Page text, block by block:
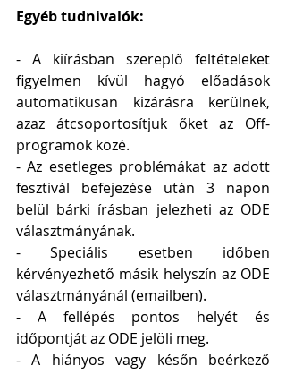
Egyéb tudnivalók:
- A kiírásban szereplő feltételeket
figyelmen kívül hagyó előadások
automatikusan kizárásra kerülnek,
azaz átcsoportosítjuk őket az Off-
programok közé.
- Az esetleges problémákat az adott
fesztivál befejezése után 3 napon
belül bárki írásban jelezheti az ODE
választmányának.
- Speciális esetben időben
kérvényezhető másik helyszín az ODE
választmányánál (emailben).
- A fellépés pontos helyét és
időpontját az ODE jelöli meg.
- A hiányos vagy későn beérkező